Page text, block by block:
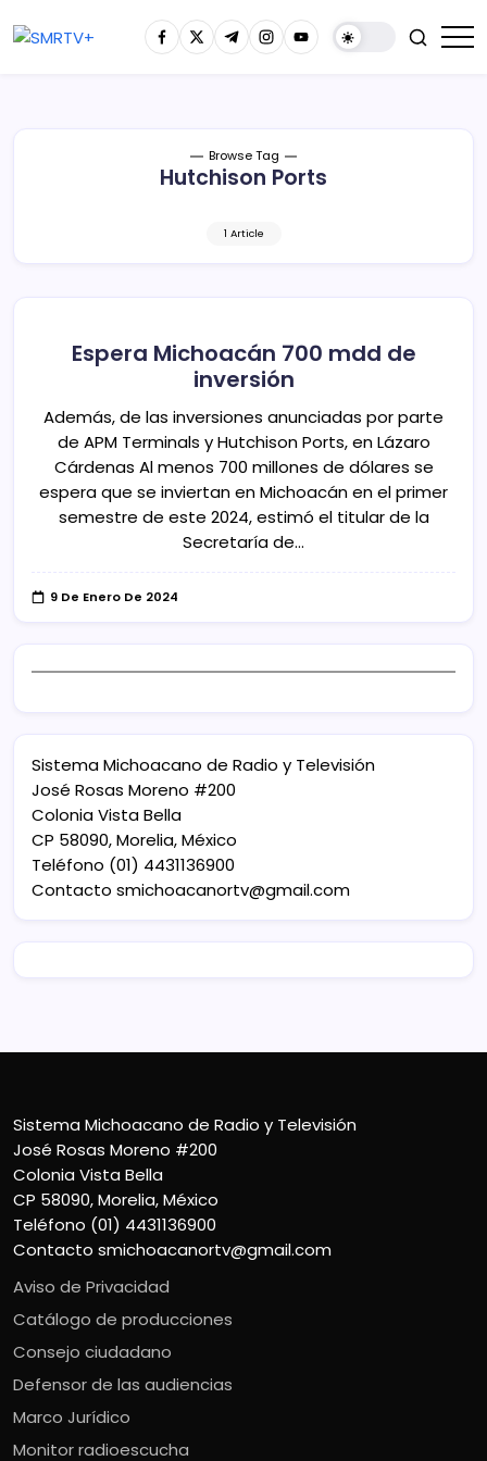
Browse Tag
Hutchison Ports
1 Article
Espera Michoacán 700 mdd de
inversión
Además, de las inversiones anunciadas por parte
de APM Terminals y Hutchison Ports, en Lázaro
Cárdenas Al menos 700 millones de dólares se
espera que se inviertan en Michoacán en el primer
semestre de este 2024, estimó el titular de la
Secretaría de…
9 De Enero De 2024
Sistema Michoacano de Radio y Televisión
José Rosas Moreno #200
Colonia Vista Bella
CP 58090, Morelia, México
Teléfono (01) 4431136900
Contacto smichoacanortv@gmail.com
Sistema Michoacano de Radio y Televisión
José Rosas Moreno #200
Colonia Vista Bella
CP 58090, Morelia, México
Teléfono (01) 4431136900
Contacto smichoacanortv@gmail.com
Aviso de Privacidad
Catálogo de producciones
Consejo ciudadano
Defensor de las audiencias
Marco Jurídico
Monitor radioescucha